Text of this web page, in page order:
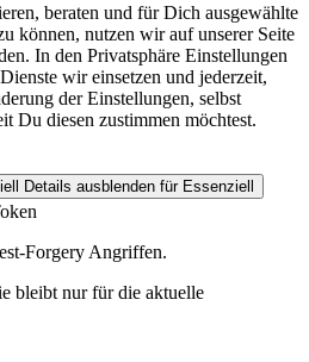
beraten und für Dich ausgewählte
können, nutzen wir auf unserer Seite
In den Privatsphäre Einstellungen
wir einsetzen und jederzeit,
der Einstellungen, selbst
Du diesen zustimmen möchtest.
Details ausblenden für Essenziell
Forgery Angriffen.
bleibt nur für die aktuelle